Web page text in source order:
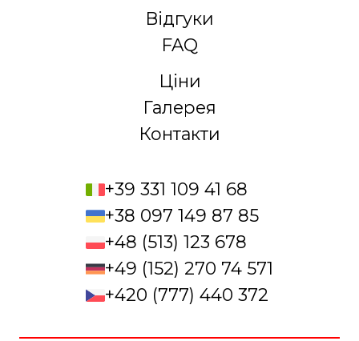
Відгуки
FAQ
Ціни
Галерея
Контакти
+39 331 109 41 68
+38 097 149 87 85
+48 (513) 123 678
+49 (152) 270 74 571
+420 (777) 440 372